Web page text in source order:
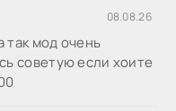
08.08.26
так мод очень
советую если хоите